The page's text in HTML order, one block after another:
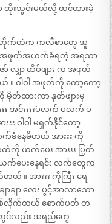
ာ ထိုးသွင်းမယ်လို့ ထင်ထားခဲ့
ဘိုက်ထဲက ကလီစာတွေ အူ
။ အဖုတ်အယက်ခံရတဲ့ အရသာ
ာ် လျှာ ထိပ်ဖျား က အဖုတ်
။ ဝါဝါ အဖုတ်ကို ကော့ကော့
တ်ထားကာ နုတ်ဖျားမှ
အင်းးးး´ပလက် ပလက် ပ
းးး ဝါဝါ မရှက်နိုင်တော့
ခံနေမိတယ် အားးး ကို
ကို ယက်ပေး အားးး ပြွတ်
က်ပေးနေရင်း လက်တွေက
။ အားးး ကိုကြီး ရေ
ာချာ လေး ပွင့်အာလာသော
ပစ်လိုက်တယ် စောက်ပတ် တ
းတွင်လည်း အရည်တွေ